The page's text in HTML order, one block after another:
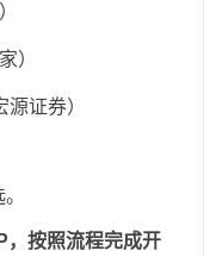
）
证券）
，按照流程完成开